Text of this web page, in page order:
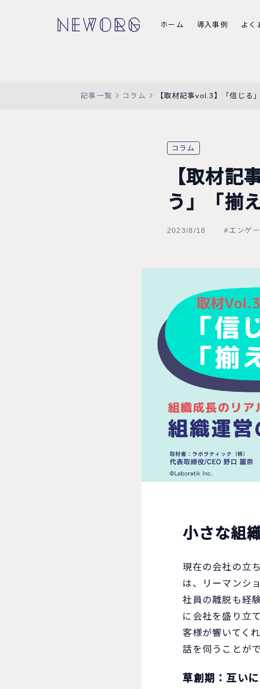
ホーム 導入事例 よく
記事一覧 コラム 【取材記事vol.3】「信じる
コラム
【取材記
う」「揃
2023/8/18 #エンゲ
小さな組
現在の会社の立
は、リーマンシ
社員の離脱も経
に会社を盛り立
客様が響いてく
話を伺うことが
草創期：互い